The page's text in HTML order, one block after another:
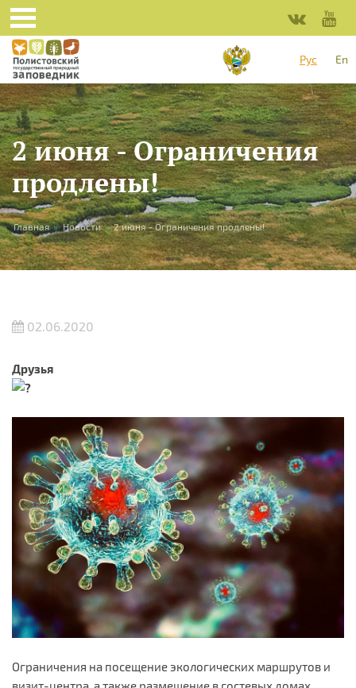
Перейти к основному содержанию
Рус
En
2 июня - Ограничения
продлены!
Вы здесь
Главная » Новости » 2 июня - Ограничения продлены!
02.06.2020
Друзья
Ограничения на посещение экологических маршрутов и